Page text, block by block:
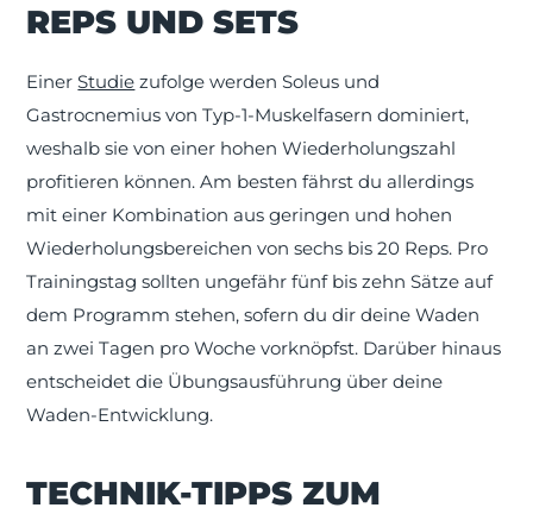
REPS UND SETS
EinerStudie zufolge werden Soleus und
Gastrocnemius von Typ-1-Muskelfasern dominiert,
weshalb sie von einer hohen Wiederholungszahl
profitieren können. Am besten fährst du allerdings
mit einer Kombination aus geringen und hohen
Wiederholungsbereichen von sechs bis 20 Reps. Pro
Trainingstag sollten ungefähr fünf bis zehn Sätze auf
dem Programm stehen, sofern du dir deine Waden
an zwei Tagen pro Woche vorknöpfst. Darüber hinaus
entscheidet die Übungsausführung über deine
Waden-Entwicklung.
TECHNIK-TIPPS ZUM